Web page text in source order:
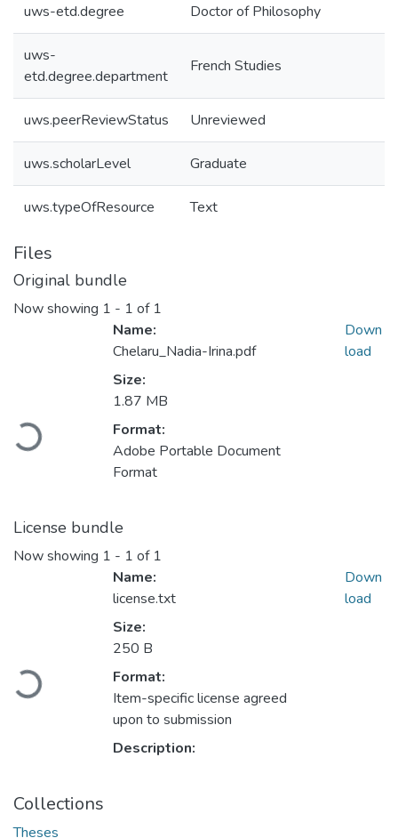
uws-etd.degree Doctor of Philosophy
uws-
etd.degree.department
French Studies
uws.peerReviewStatus Unreviewed
uws.scholarLevel Graduate
uws.typeOfResource Text
Files
Original bundle
Now showing 1 - 1 of 1
Loading...
Name:
Chelaru_Nadia-Irina.pdf
Size:
1.87 MB
Format:
Adobe Portable Document
Format
Down
load
License bundle
Now showing 1 - 1 of 1
Loading...
Name:
license.txt
Size:
250 B
Format:
Item-specific license agreed
upon to submission
Description:
Down
load
Collections
Theses